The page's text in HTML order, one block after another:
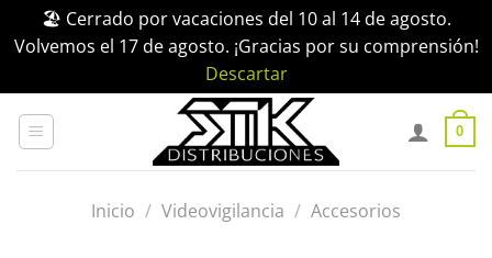
🏖️ Cerrado por vacaciones del 10 al 14 de agosto.
Volvemos el 17 de agosto. ¡Gracias por su comprensión!
Descartar
0
Inicio / Videovigilancia / Accesorios